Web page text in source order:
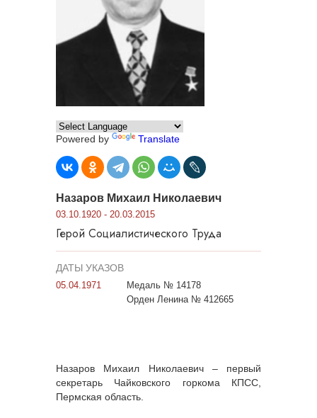
Powered by Translate
Назаров Михаил Николаевич
03.10.1920 - 20.03.2015
Герой Социалистического Труда
ДАТЫ УКАЗОВ
05.04.1971
Медаль № 14178
Орден Ленина № 412665
Назаров Михаил Николаевич – первый
секретарь Чайковского горкома КПСС,
Пермская область.